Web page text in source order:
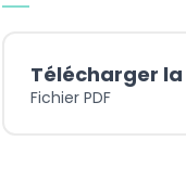
Télécharger
Fichier PDF